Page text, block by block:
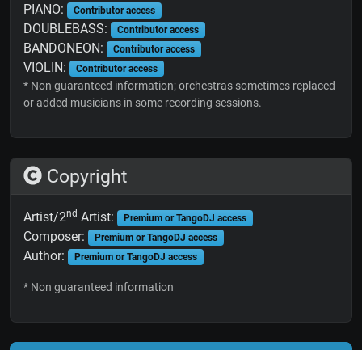
PIANO: Contributor access
DOUBLEBASS: Contributor access
BANDONEON: Contributor access
VIOLIN: Contributor access
* Non guaranteed information; orchestras sometimes replaced
or added musicians in some recording sessions.
Copyright
Artist/2nd Artist: Premium or TangoDJ access
Composer: Premium or TangoDJ access
Author: Premium or TangoDJ access
* Non guaranteed information